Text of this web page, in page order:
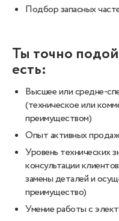
Подбор запасных
Ты точно
есть:
Высшее или средне-
(техническое или
преимуществом)
Опыт активных
Уровень технических
консультации
замены деталей и
преимущество)
Умение работы с